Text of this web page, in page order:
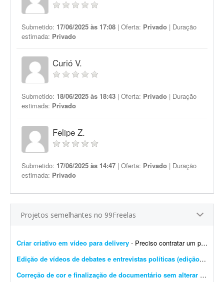
Submetido: 17/06/2025 às 17:08 | Oferta: Privado | Duração
estimada: Privado
Curió V.
Submetido: 18/06/2025 às 18:43 | Oferta: Privado | Duração
estimada: Privado
Felipe Z.
Submetido: 17/06/2025 às 14:47 | Oferta: Privado | Duração
estimada: Privado
Projetos semelhantes no 99Freelas
Criar criativo em vídeo para delivery - Preciso contratar um profissional para editar e/ou produzir um criativo em vídeo para tráfego pago (Instagram/Facebook), focado em delivery de espetinho, marmitinhas e pão de a...
Edição de vídeos de debates e entrevistas políticas (edição simples)
Correção de cor e finalização de documentário sem alterar narrativa